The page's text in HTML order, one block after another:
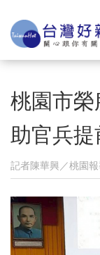
桃園市
助官兵
記者陳華興／桃園報